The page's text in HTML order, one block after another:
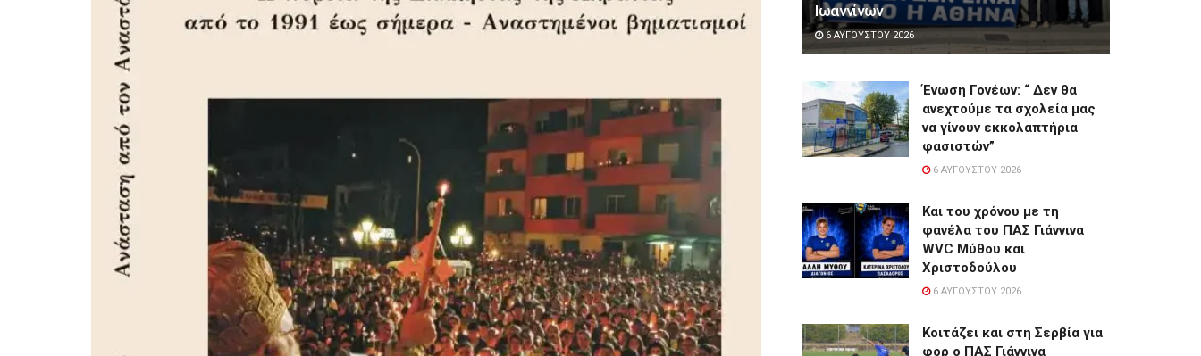
Ιωαννίνων
6 ΑΥΓΟΎΣΤΟΥ 2026
Ένωση Γονέων: “ Δεν θα
ανεχτούμε τα σχολεία μας
να γίνουν εκκολαπτήρια
φασιστών”
6 ΑΥΓΟΎΣΤΟΥ 2026
Και του χρόνου με τη
φανέλα του ΠΑΣ Γιάννινα
WVC Μύθου και
Χριστοδούλου
6 ΑΥΓΟΎΣΤΟΥ 2026
Κοιτάζει και στη Σερβία για
φορ ο ΠΑΣ Γιάννινα